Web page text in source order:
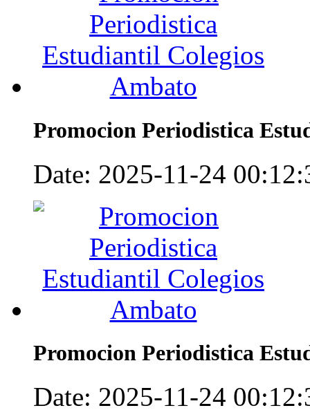
Promocion Periodistica
Date: 2025-11-24
Promocion Periodistica
Date: 2025-11-24